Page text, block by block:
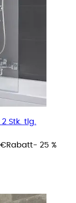
Stk. tlg.
€Rabatt- 25 %